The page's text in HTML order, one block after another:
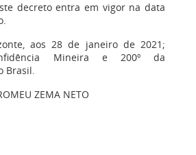
decreto entra em vigor na data
aos 28 de janeiro de 2021;
Mineira e 200º da
Brasil.
ZEMA NETO